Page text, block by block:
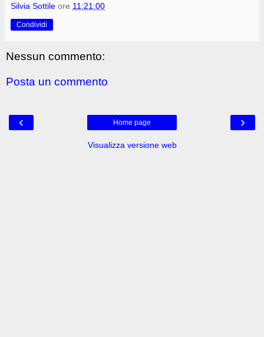
Silvia Sottile ore 11:21:00
Condividi
Nessun commento:
Posta un commento
‹ ›
Home page
Visualizza versione web